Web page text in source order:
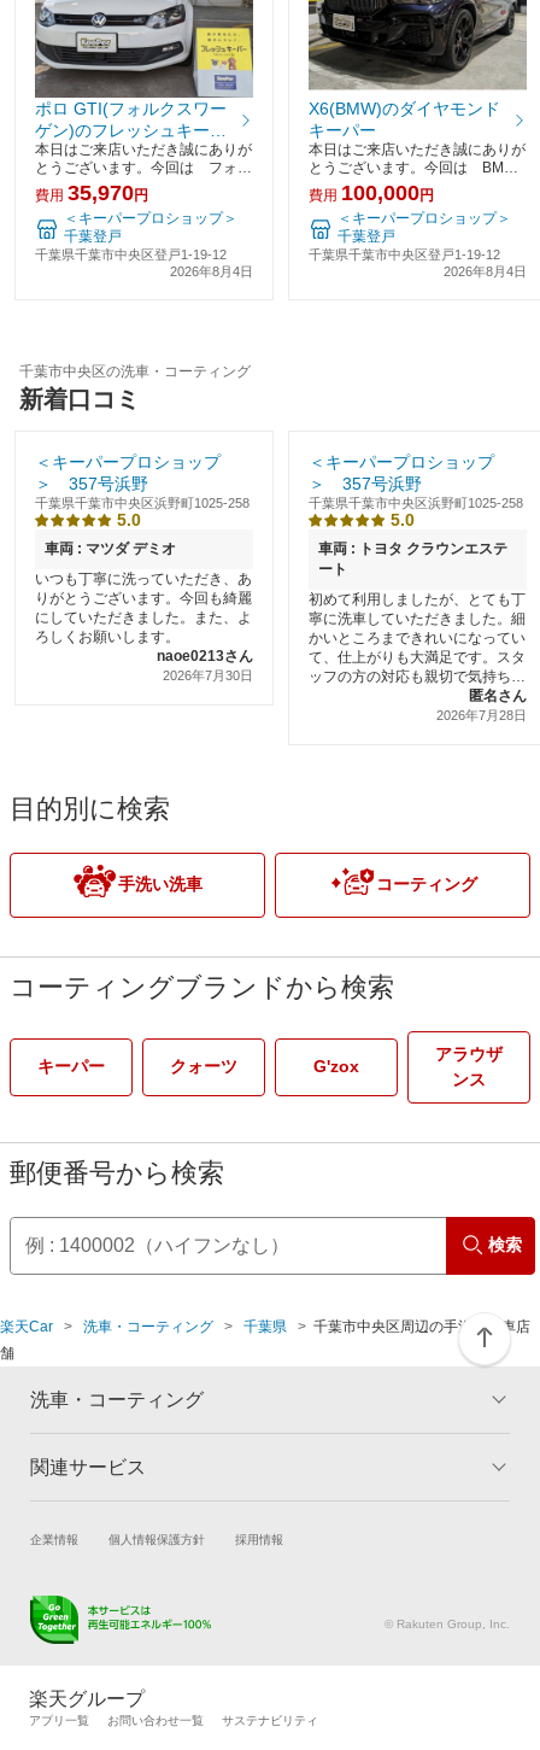
ポロ GTI(フォルクスワー
ゲン)のフレッシュキーパ
ー
本日はご来店いただき誠にありが
とうございます。今回は フォル
クスワーゲン/POLO GTI という
お車にフレッシュキーパーと呼ば
れる施工を行ったためご紹介させ
ていただきます。今回施工させて
いただいたフ
費用 35,970円
＜キーパープロショップ＞
千葉登戸
千葉県千葉市中央区登戸1-19-12
2026年8月4日
X6(BMW)のダイヤモンド
キーパー
本日はご来店いただき誠にありが
とうございます。今回は BMW
x6というお車にダイヤモンドキ
ーパーと呼ばれる施工を行ったた
めご紹介させていただきます。ダ
イアモンドキーパーはキーパーの
豊富な種類の中で
費用 100,000円
＜キーパープロショップ＞
千葉登戸
千葉県千葉市中央区登戸1-19-12
2026年8月4日
千葉市中央区の洗車・コーティング
新着口コミ
＜キーパープロショップ
＞ 357号浜野
千葉県千葉市中央区浜野町1025-258
5.0
車両 : マツダ デミオ
いつも丁寧に洗っていただき、あ
りがとうございます。今回も綺麗
にしていただきました。また、よ
ろしくお願いします。
naoe0213さん
2026年7月30日
＜キーパープロショップ
＞ 357号浜野
千葉県千葉市中央区浜野町1025-258
5.0
車両 : トヨタ クラウンエステ
ート
初めて利用しましたが、とても丁
寧に洗車していただきました。細
かいところまできれいになってい
て、仕上がりも大満足です。スタ
ッフの方の対応も親切で気持ちよ
く利用できました。またお願いし
匿名さん
2026年7月28日
目的別に検索
手洗い洗車 コーティング
コーティングブランドから検索
キーパー クォーツ G'zox
アラウザ
ンス
郵便番号から検索
検索
楽天Car 洗車・コーティング 千葉県
千葉市中央区周辺の手洗い洗車店
舗
洗車・コーティング
トップ
コーティングとは コーティング診断
よくある質問
関連サービス
試乗・商談 新車購入
キズ修理予約
メンテナンス管理
タイヤ交換サービス
自動車カタログ 自動車保険
企業情報 個人情報保護方針 採用情報
© Rakuten Group, Inc.
楽天グループ
アプリ一覧 お問い合わせ一覧 サステナビリティ